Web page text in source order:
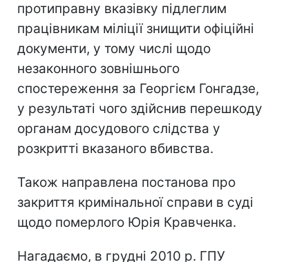
протиправну вказівку підлеглим
працівникам міліції знищити офіційні
документи, у тому числі щодо
незаконного зовнішнього
спостереження за Георгієм Гонгадзе,
у результаті чого здійснив перешкоду
органам досудового слідства у
розкритті вказаного вбивства.
Також направлена постанова про
закриття кримінальної справи в суді
щодо померлого Юрія Кравченка.
Нагадаємо, в грудні 2010 р. ГПУ